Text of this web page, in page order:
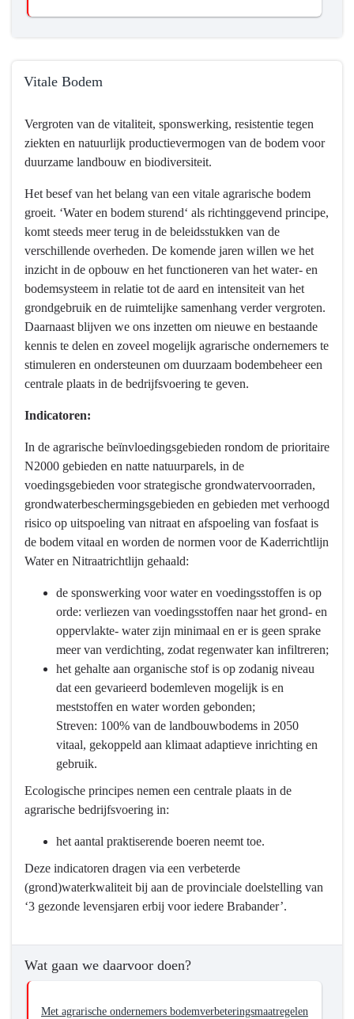
Vitale Bodem
naar
navigatie
Programma
Water
bodem
willen
we
bereiken?
Bodem
Vergroten van de vitaliteit, sponswerking, resistentie tegen
ziekten en natuurlijk productievermogen van de bodem voor
duurzame landbouw en biodiversiteit.
Het besef van het belang van een vitale agrarische bodem
groeit. ‘Water en bodem sturend‘ als richtinggevend principe,
komt steeds meer terug in de beleidsstukken van de
verschillende overheden. De komende jaren willen we het
inzicht in de opbouw en het functioneren van het water- en
bodemsysteem in relatie tot de aard en intensiteit van het
grondgebruik en de ruimtelijke samenhang verder vergroten.
Daarnaast blijven we ons inzetten om nieuwe en bestaande
kennis te delen en zoveel mogelijk agrarische ondernemers te
stimuleren en ondersteunen om duurzaam bodembeheer een
centrale plaats in de bedrijfsvoering te geven.
Indicatoren:
In de agrarische beïnvloedingsgebieden rondom de prioritaire
N2000 gebieden en natte natuurparels, in de
voedingsgebieden voor strategische grondwatervoorraden,
grondwaterbeschermingsgebieden en gebieden met verhoogd
risico op uitspoeling van nitraat en afspoeling van fosfaat is
de bodem vitaal en worden de normen voor de Kaderrichtlijn
Water en Nitraatrichtlijn gehaald:
de sponswerking voor water en voedingsstoffen is op
orde: verliezen van voedingsstoffen naar het grond- en
oppervlakte- water zijn minimaal en er is geen sprake
meer van verdichting, zodat regenwater kan infiltreren;
het gehalte aan organische stof is op zodanig niveau
dat een gevarieerd bodemleven mogelijk is en
meststoffen en water worden gebonden;
Streven: 100% van de landbouwbodems in 2050
vitaal, gekoppeld aan klimaat adaptieve inrichting en
gebruik.
Ecologische principes nemen een centrale plaats in de
agrarische bedrijfsvoering in:
het aantal praktiserende boeren neemt toe.
Deze indicatoren dragen via een verbeterde
(grond)waterkwaliteit bij aan de provinciale doelstelling van
‘3 gezonde levensjaren erbij voor iedere Brabander’.
Wat gaan we daarvoor doen?
Met agrarische ondernemers bodemverbeteringsmaatregelen